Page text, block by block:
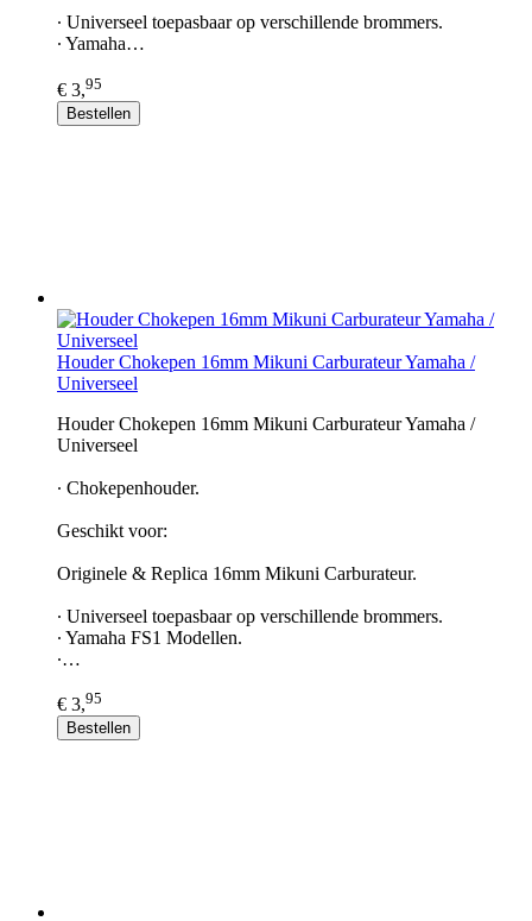
∙ Universeel toepasbaar op verschillende brommers.
∙ Yamaha…
€ 3,95
Bestellen
Houder Chokepen 16mm Mikuni Carburateur Yamaha /
Universeel
Houder Chokepen 16mm Mikuni Carburateur Yamaha /
Universeel
∙ Chokepenhouder.
Geschikt voor:
Originele & Replica 16mm Mikuni Carburateur.
∙ Universeel toepasbaar op verschillende brommers.
∙ Yamaha FS1 Modellen.
∙…
€ 3,95
Bestellen